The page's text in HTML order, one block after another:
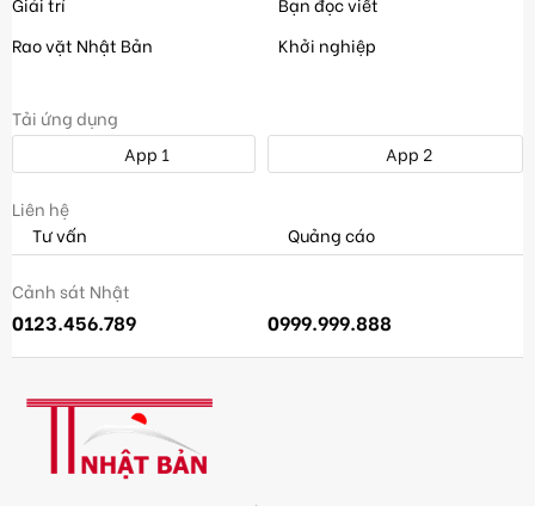
Rao vặt Nhật Bản
Khởi nghiệp
Tải ứng dụng
App 1
App 2
Liên hệ
Tư vấn
Quảng cáo
Cảnh sát Nhật
0123.456.789 0999.999.888